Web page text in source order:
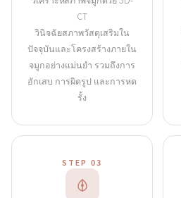
CT
วินิจฉัยสภาพวัสดุเสริมใน
ปัจจุบันและโครงสร้างภายใน
จมูกอย่างแม่นยำ รวมถึงการ
อักเสบ การผิดรูป และการหด
รั้ง
STEP 03